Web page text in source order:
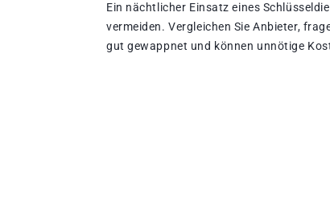
Ein nächtlicher Einsatz eines
vermeiden. Vergleichen Sie Anbieter,
gut gewappnet und können unnötige